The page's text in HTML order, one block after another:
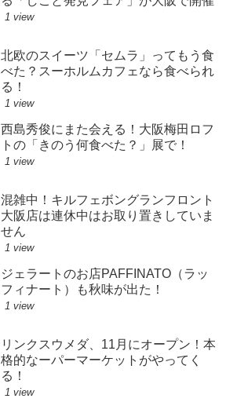
1 view
北欧のスイーツ「セムラ」ってもう食
べた？スーホルムカフェなら食べられ
る！
1 view
西島秀俊にまた会える！大阪梅田ロフ
トの「きのう何食べた？」展で！
1 view
混雑中！キルフェボングランフロント
大阪店は連休中はお取り置きしていま
せん
1 view
ジェラートのお店PAFFINATO（ラッ
フィナート）も秋味が出た！
1 view
リンクスウメダ、11月にオープン！本
格的なーパーマーケットがやってく
る！
1 view